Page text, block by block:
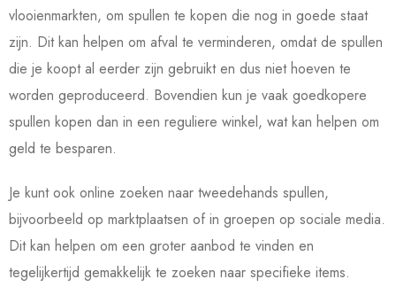
vlooienmarkten, om spullen te kopen die nog in goede staat
zijn. Dit kan helpen om afval te verminderen, omdat de spullen
die je koopt al eerder zijn gebruikt en dus niet hoeven te
worden geproduceerd. Bovendien kun je vaak goedkopere
spullen kopen dan in een reguliere winkel, wat kan helpen om
geld te besparen.
Je kunt ook online zoeken naar tweedehands spullen,
bijvoorbeeld op marktplaatsen of in groepen op sociale media.
Dit kan helpen om een groter aanbod te vinden en
tegelijkertijd gemakkelijk te zoeken naar specifieke items.